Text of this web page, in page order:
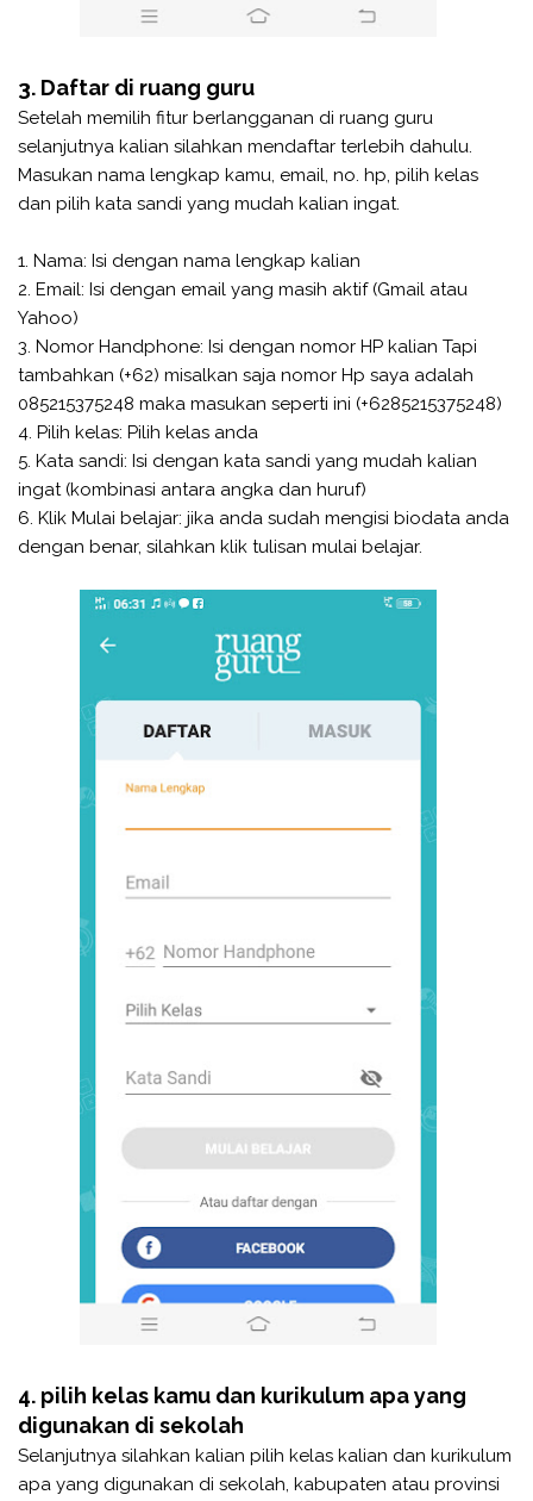
3. Daftar di ruang guru
Setelah memilih fitur berlangganan di ruang guru
selanjutnya kalian silahkan mendaftar terlebih dahulu.
Masukan nama lengkap kamu, email, no. hp, pilih kelas
dan pilih kata sandi yang mudah kalian ingat.
1. Nama: Isi dengan nama lengkap kalian
2. Email: Isi dengan email yang masih aktif (Gmail atau
Yahoo)
3. Nomor Handphone: Isi dengan nomor HP kalian Tapi
tambahkan (+62) misalkan saja nomor Hp saya adalah
085215375248 maka masukan seperti ini (+6285215375248)
4. Pilih kelas: Pilih kelas anda
5. Kata sandi: Isi dengan kata sandi yang mudah kalian
ingat (kombinasi antara angka dan huruf)
6. Klik Mulai belajar: jika anda sudah mengisi biodata anda
dengan benar, silahkan klik tulisan mulai belajar.
4. pilih kelas kamu dan kurikulum apa yang
digunakan di sekolah
Selanjutnya silahkan kalian pilih kelas kalian dan kurikulum
apa yang digunakan di sekolah, kabupaten atau provinsi